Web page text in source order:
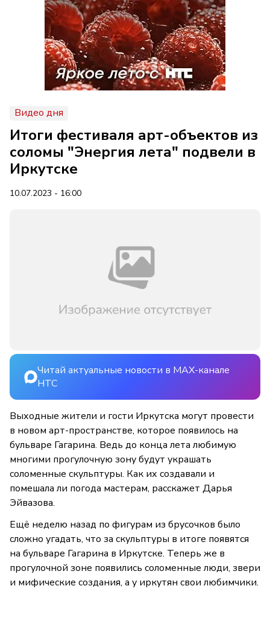
Видео дня
Итоги фестиваля арт-объектов из
соломы "Энергия лета" подвели в
Иркутске
10.07.2023 - 16:00
Читай актуальные новости в MAX-канале
НТС
Выходные жители и гости Иркутска могут провести
в новом арт-пространстве, которое появилось на
бульваре Гагарина. Ведь до конца лета любимую
многими прогулочную зону будут украшать
соломенные скульптуры. Как их создавали и
помешала ли погода мастерам, расскажет Дарья
Эйвазова.
Ещё неделю назад по фигурам из брусочков было
сложно угадать, что за скульптуры в итоге появятся
на бульваре Гагарина в Иркутске. Теперь же в
прогулочной зоне появились соломенные люди, звери
и мифические создания, а у иркутян свои любимчики.